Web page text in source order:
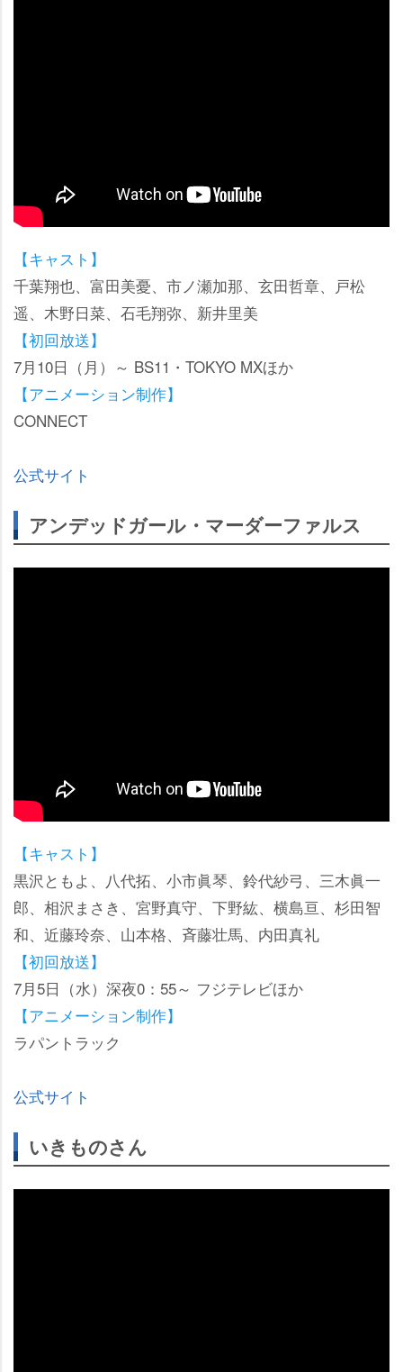
【キャスト】
千葉翔也、富田美憂、市ノ瀬加那、玄田哲章、戸松
遥、木野日菜、石毛翔弥、新井里美
【初回放送】
7月10日（月）～ BS11・TOKYO MXほか
【アニメーション制作】
CONNECT
公式サイト
アンデッドガール・マーダーファルス
【キャスト】
黒沢ともよ、八代拓、小市眞琴、鈴代紗弓、三木眞一
郎、相沢まさき、宮野真守、下野紘、横島亘、杉田智
和、近藤玲奈、山本格、斉藤壮馬、内田真礼
【初回放送】
7月5日（水）深夜0：55～ フジテレビほか
【アニメーション制作】
ラパントラック
公式サイト
いきものさん